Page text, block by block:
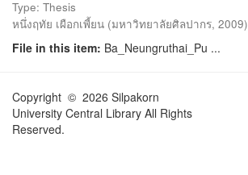
Type: Thesis
หนึ่งฤทัย เผือกเพี้ยน (มหาวิทยาลัยศิลปากร, 2009)
File in this item: Ba_Neungruthai_Pu ...
Copyright © 2026 Silpakorn
University Central Library All Rights
Reserved.